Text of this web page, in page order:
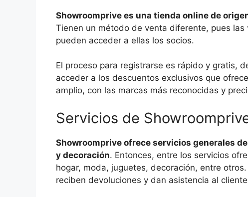
Showroomprive es una tienda online de
Tienen un método de venta diferente, pues
pueden acceder a ellas los socios.
El proceso para registrarse es rápido y gratis,
acceder a los descuentos exclusivos que
amplio, con las marcas más reconocidas y
Servicios de
Showroomprive ofrece servicios generales
y decoración. Entonces, entre los servicios
hogar, moda, juguetes, decoración, entre
reciben devoluciones y dan asistencia al